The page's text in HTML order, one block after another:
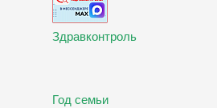
Здравконтроль
Год семьи